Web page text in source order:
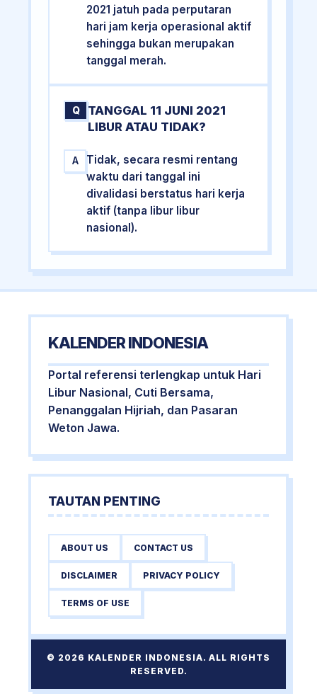
2021 jatuh pada perputaran
hari jam kerja operasional aktif
sehingga bukan merupakan
tanggal merah.
Q
TANGGAL 11 JUNI 2021
LIBUR ATAU TIDAK?
A
Tidak, secara resmi rentang
waktu dari tanggal ini
divalidasi berstatus hari kerja
aktif (tanpa libur libur
nasional).
KALENDER INDONESIA
Portal referensi terlengkap untuk Hari
Libur Nasional, Cuti Bersama,
Penanggalan Hijriah, dan Pasaran
Weton Jawa.
TAUTAN PENTING
ABOUT US CONTACT US
DISCLAIMER PRIVACY POLICY
TERMS OF USE
© 2026 KALENDER INDONESIA. ALL RIGHTS
RESERVED.